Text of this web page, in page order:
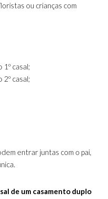
ou crianças com
1º casal;
2º casal;
entrar juntas com o pai,
de um casamento duplo